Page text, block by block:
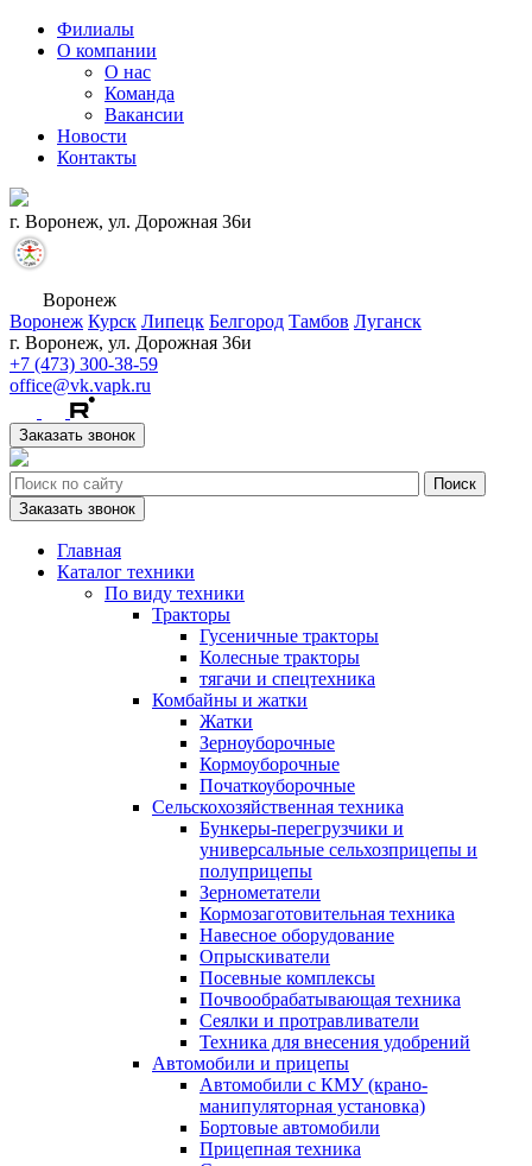
Филиалы
О компании
О нас
Команда
Вакансии
Новости
Контакты
г. Воронеж, ул. Дорожная 36и
Воронеж
Воронеж Курск Липецк Белгород Тамбов Луганск
г. Воронеж, ул. Дорожная 36и
+7 (473) 300-38-59
office@vk.vapk.ru
Заказать звонок
Заказать звонок
Главная
Каталог техники
По виду техники
Тракторы
Гусеничные тракторы
Колесные тракторы
тягачи и спецтехника
Комбайны и жатки
Жатки
Зерноуборочные
Кормоуборочные
Початкоуборочные
Сельскохозяйственная техника
Бункеры-перегрузчики и
универсальные сельхозприцепы и
полуприцепы
Зернометатели
Кормозаготовительная техника
Навесное оборудование
Опрыскиватели
Посевные комплексы
Почвообрабатывающая техника
Сеялки и протравливатели
Техника для внесения удобрений
Автомобили и прицепы
Автомобили с КМУ (крано-
манипуляторная установка)
Бортовые автомобили
Прицепная техника